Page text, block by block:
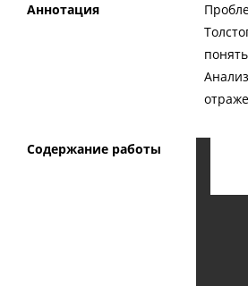
Аннотация
Содержание работы